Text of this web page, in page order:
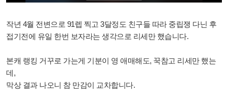
작년 4월 전변으로 91렙 찍고 3달정도 친구들 따라 중립쟁 다닌 후
접기전에 유일 한번 보자라는 생각으로 리세만 했습니다.
본캐 랭킹 거꾸로 가는게 기분이 영 애매해도, 꾹참고 리세만 했는
데,
막상 결과 나오니 참 만감이 교차합니다.